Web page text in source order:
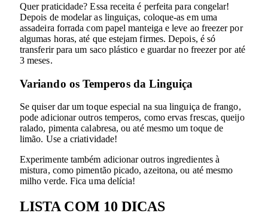
Quer praticidade? Essa receita é perfeita para congelar!
Depois de modelar as linguiças, coloque-as em uma
assadeira forrada com papel manteiga e leve ao freezer por
algumas horas, até que estejam firmes. Depois, é só
transferir para um saco plástico e guardar no freezer por até
3 meses.
Variando os Temperos da Linguiça
Se quiser dar um toque especial na sua linguiça de frango,
pode adicionar outros temperos, como ervas frescas, queijo
ralado, pimenta calabresa, ou até mesmo um toque de
limão. Use a criatividade!
Experimente também adicionar outros ingredientes à
mistura, como pimentão picado, azeitona, ou até mesmo
milho verde. Fica uma delícia!
LISTA COM 10 DICAS